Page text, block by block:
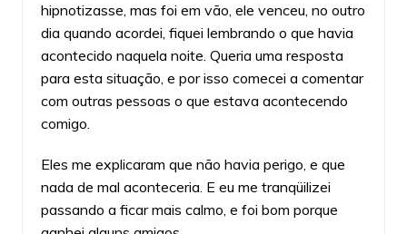
hipnotizasse, mas foi em vão, ele venceu, no outro
dia quando acordei, fiquei lembrando o que havia
acontecido naquela noite. Queria uma resposta
para esta situação, e por isso comecei a comentar
com outras pessoas o que estava acontecendo
comigo.
Eles me explicaram que não havia perigo, e que
nada de mal aconteceria. E eu me tranqüilizei
passando a ficar mais calmo, e foi bom porque